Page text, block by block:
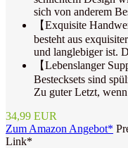
sich von anderem
【Exquisite
besteht aus
und langlebiger ist.
【Lebenslanger
Bestecksets sind
Zu guter Letzt,
34,99 EUR
Zum Amazon Angebot*
Link*